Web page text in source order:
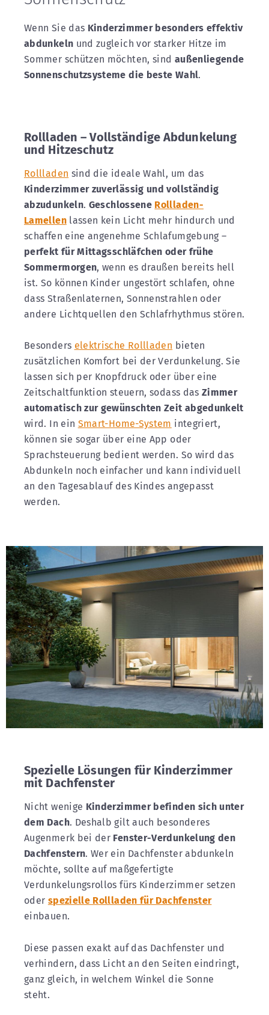
Wenn Sie das Kinderzimmer besonders effektiv
abdunkeln und zugleich vor starker Hitze im
Sommer schützen möchten, sind außenliegende
Sonnenschutzsysteme die beste Wahl.
Rollladen – Vollständige Abdunkelung
und Hitzeschutz
Rollladen sind die ideale Wahl, um das
Kinderzimmer zuverlässig und vollständig
abzudunkeln. Geschlossene Rollladen-
Lamellenlassen kein Licht mehr hindurch und
schaffen eine angenehme Schlafumgebung –
perfekt für Mittagsschläfchen oder frühe
Sommermorgen, wenn es draußen bereits hell
ist. So können Kinder ungestört schlafen, ohne
dass Straßenlaternen, Sonnenstrahlen oder
andere Lichtquellen den Schlafrhythmus stören.
Besonders elektrische Rollladen bieten
zusätzlichen Komfort bei der Verdunkelung. Sie
lassen sich per Knopfdruck oder über eine
Zeitschaltfunktion steuern, sodass dasZimmer
automatisch zur gewünschten Zeit abgedunkelt
wird. In ein Smart-Home-System integriert,
können sie sogar über eine App oder
Sprachsteuerung bedient werden. So wird das
Abdunkeln noch einfacher und kann individuell
an den Tagesablauf des Kindes angepasst
werden.
Spezielle Lösungen für Kinderzimmer
mit Dachfenster
Nicht wenige Kinderzimmer befinden sich unter
dem Dach. Deshalb gilt auch besonderes
Augenmerk bei der Fenster-Verdunkelung den
Dachfenstern. Wer ein Dachfenster abdunkeln
möchte, sollte auf maßgefertigte
Verdunkelungsrollos fürs Kinderzimmer setzen
oder spezielle Rollladen für Dachfenster
einbauen.
Diese passen exakt auf das Dachfenster und
verhindern, dass Licht an den Seiten eindringt,
ganz gleich, in welchem Winkel die Sonne
steht.